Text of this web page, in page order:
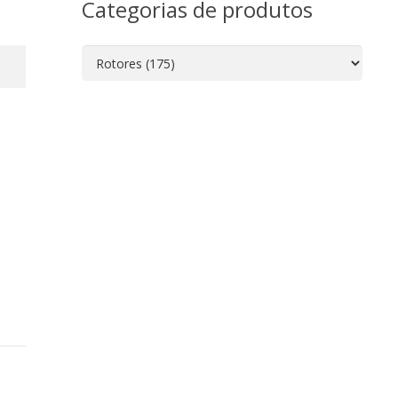
Categorias de produtos